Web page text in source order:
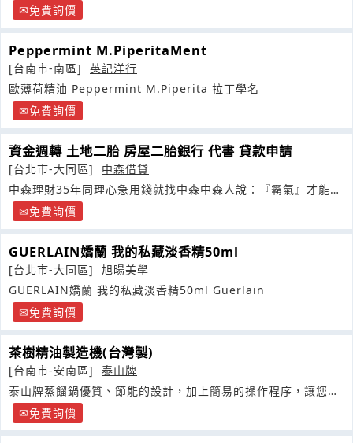
免費詢價
Peppermint M.PiperitaMent
[台南市-南區]
英記洋行
歐薄荷精油 Peppermint M.Piperita 拉丁學名
免費詢價
資金週轉 土地二胎 房屋二胎銀行 代書 貸款申請
[台北市-大同區]
中森借貸
中森理財35年同理心急用錢就找中森中森人說：『霸氣』才能成
大器免費詢價
GUERLAIN嬌蘭 我的私藏淡香精50ml
[台北市-大同區]
旭暘美學
GUERLAIN嬌蘭 我的私藏淡香精50ml Guerlain
免費詢價
茶樹精油製造機(台灣製)
[台南市-安南區]
泰山牌
泰山牌蒸餾鍋優質、節能的設計，加上簡易的操作程序，讓您輕
鬆、有效的萃取植物中的精華
免費詢價